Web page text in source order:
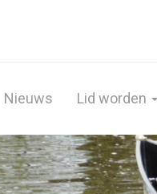
Nieuws Lid worden